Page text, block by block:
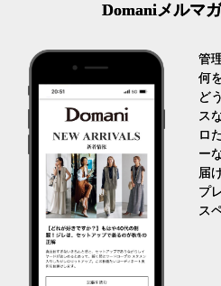
Domaniメルマ
管
何
ど
ス
ロ
ー
届
プ
ス